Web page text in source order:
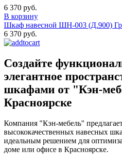
6 370 руб.
В корзину
Шкаф навесной ШН-003 (Д.900)
6 370 руб.
Создайте
элегантное
шкафами от "Кэн-
Красноярске
Компания "Кэн-мебель"
высококачественных навесных
идеальным решением для
доме или офисе в Красноярске.